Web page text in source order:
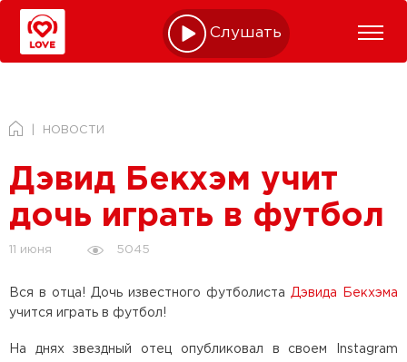
Слушать online
НОВОСТИ
Дэвид Бекхэм учит
дочь играть в футбол
11 июня 5045
Вся в отца! Дочь известного футболиста Дэвида Бекхэма
учится играть в футбол!
На днях звездный отец опубликовал в своем Instagram